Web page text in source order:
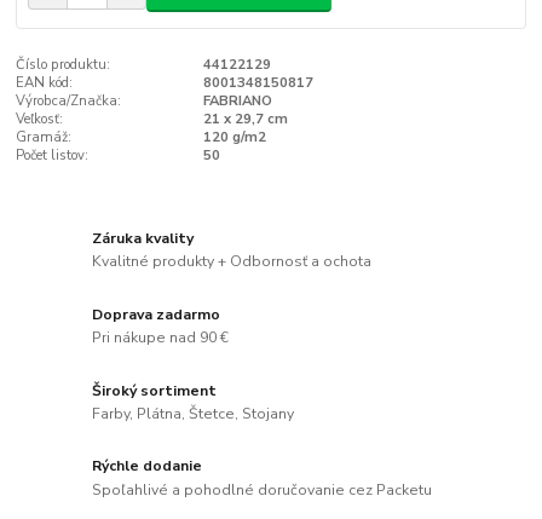
Číslo produktu:
44122129
EAN kód:
8001348150817
Výrobca/Značka:
FABRIANO
Veľkosť:
21 x 29,7 cm
Gramáž:
120 g/m2
Počet listov:
50
Záruka kvality
Kvalitné produkty + Odbornosť a ochota
Doprava zadarmo
Pri nákupe nad 90 €
Široký sortiment
Farby, Plátna, Štetce, Stojany
Rýchle dodanie
Spoľahlivé a pohodlné doručovanie cez Packetu